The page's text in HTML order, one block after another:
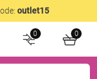
outlet15
0 0